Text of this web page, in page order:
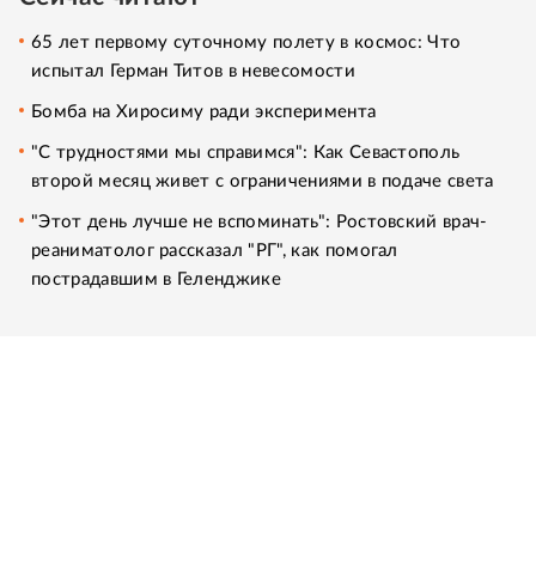
65 лет первому суточному полету в космос: Что
испытал Герман Титов в невесомости
Бомба на Хиросиму ради эксперимента
"С трудностями мы справимся": Как Севастополь
второй месяц живет с ограничениями в подаче света
"Этот день лучше не вспоминать": Ростовский врач-
реаниматолог рассказал "РГ", как помогал
пострадавшим в Геленджике